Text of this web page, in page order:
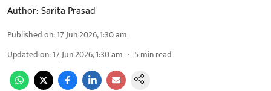
Author:Sarita Prasad
Published on:17 Jun 2026, 1:30 am
Updated on:17 Jun 2026, 1:30 am 5min read